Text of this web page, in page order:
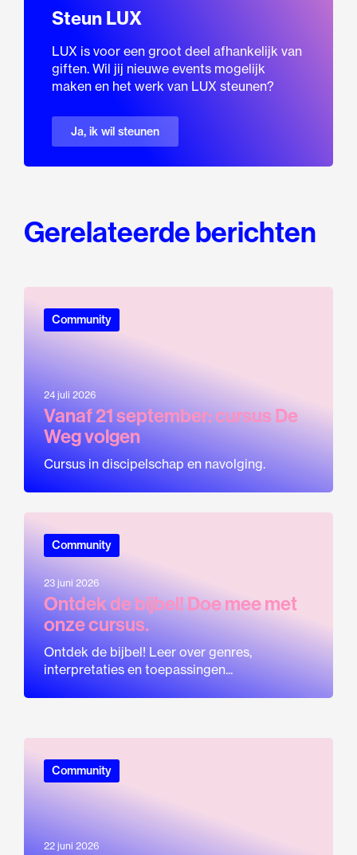
Steun LUX
LUX is voor een groot deel afhankelijk van
giften. Wil jij nieuwe events mogelijk
maken en het werk van LUX steunen?
Ja, ik wil steunen
Gerelateerde berichten
Community
24 juli 2026
Vanaf 21 september: cursus De
Weg volgen
Cursus in discipelschap en navolging.
Community
23 juni 2026
Ontdek de bijbel! Doe mee met
onze cursus.
Ontdek de bijbel! Leer over genres,
interpretaties en toepassingen...
Community
22 juni 2026